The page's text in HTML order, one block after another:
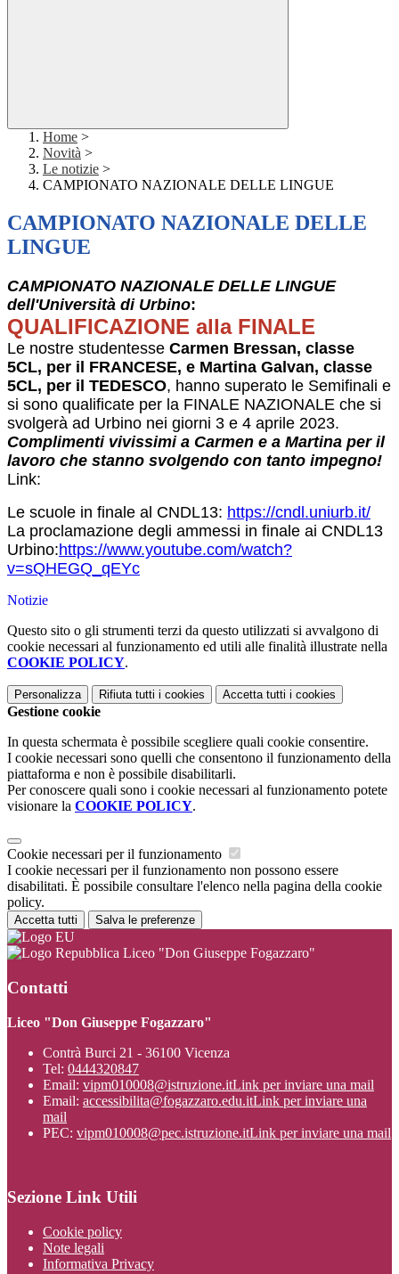
Home >
Novità >
Le notizie >
CAMPIONATO NAZIONALE DELLE LINGUE
CAMPIONATO NAZIONALE DELLE
LINGUE
CAMPIONATO NAZIONALE DELLE LINGUE
dell'Università di Urbino:
QUALIFICAZIONE alla FINALE
Le nostre studentesse Carmen Bressan, classe
5CL, per il FRANCESE, e Martina Galvan, classe
5CL, per il TEDESCO, hanno superato le Semifinali e
si sono qualificate per la FINALE NAZIONALE che si
svolgerà ad Urbino nei giorni 3 e 4 aprile 2023.
Complimenti vivissimi a Carmen e a Martina per il
lavoro che stanno svolgendo con tanto impegno!
Link:
Le scuole in finale al CNDL13: https://cndl.uniurb.it/
La proclamazione degli ammessi in finale ai CNDL13
Urbino:https://www.youtube.com/watch?
v=sQHEGQ_qEYc
Notizie
Questo sito o gli strumenti terzi da questo utilizzati si avvalgono di
cookie necessari al funzionamento ed utili alle finalità illustrate nella
COOKIE POLICY.
Personalizza Rifiuta tutti i cookies Accetta tutti i cookies
Gestione cookie
In questa schermata è possibile scegliere quali cookie consentire.
I cookie necessari sono quelli che consentono il funzionamento della
piattaforma e non è possibile disabilitarli.
Per conoscere quali sono i cookie necessari al funzionamento potete
visionare la COOKIE POLICY.
Cookie necessari per il funzionamento
I cookie necessari per il funzionamento non possono essere
disabilitati. È possibile consultare l'elenco nella pagina della cookie
policy.
Accetta tutti Salva le preferenze
Liceo "Don Giuseppe Fogazzaro"
Contatti
Liceo "Don Giuseppe Fogazzaro"
Contrà Burci 21 - 36100 Vicenza
Tel: 0444320847
Email: vipm010008@istruzione.itLink per inviare una mail
Email: accessibilita@fogazzaro.edu.itLink per inviare una
mail
PEC: vipm010008@pec.istruzione.itLink per inviare una mail
Sezione Link Utili
Cookie policy
Note legali
Informativa Privacy